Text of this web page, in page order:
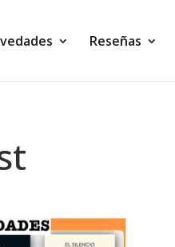
Reseñas